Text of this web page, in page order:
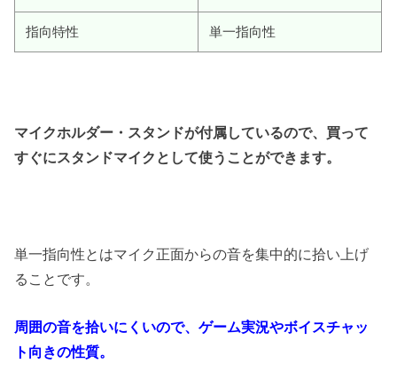
指向特性 単一指向性
マイクホルダー・スタンドが付属しているので、買って
すぐにスタンドマイクとして使うことができます。
単一指向性とはマイク正面からの音を集中的に拾い上げ
ることです。
周囲の音を拾いにくいので、ゲーム実況やボイスチャッ
ト向きの性質。